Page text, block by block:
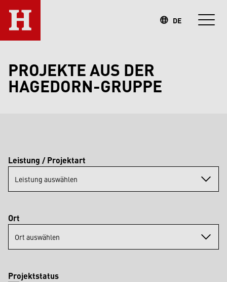
DE
PROJEKTE AUS DER
HAGEDORN-GRUPPE
Leistung / Projektart
Leistung auswählen
Ort
Ort auswählen
Projektstatus